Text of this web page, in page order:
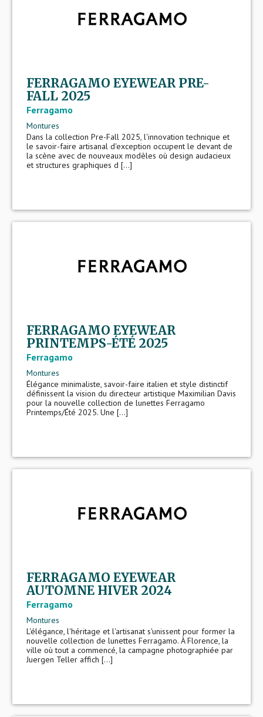
FERRAGAMO EYEWEAR PRE-
FALL 2025
Ferragamo
Montures
Dans la collection Pre-Fall 2025, l'innovation technique et
le savoir-faire artisanal d'exception occupent le devant de
la scène avec de nouveaux modèles où design audacieux
et structures graphiques d [...]
FERRAGAMO EYEWEAR
PRINTEMPS-ÉTÉ 2025
Ferragamo
Montures
Élégance minimaliste, savoir-faire italien et style distinctif
définissent la vision du directeur artistique Maximilian Davis
pour la nouvelle collection de lunettes Ferragamo
Printemps/Été 2025. Une [...]
FERRAGAMO EYEWEAR
AUTOMNE HIVER 2024
Ferragamo
Montures
L'élégance, l'héritage et l'artisanat s'unissent pour former la
nouvelle collection de lunettes Ferragamo. À Florence, la
ville où tout a commencé, la campagne photographiée par
Juergen Teller affich [...]